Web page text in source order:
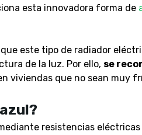
esta innovadora forma de
este tipo de radiador
de la luz. Por ello, se
viviendas que no sean muy
resistencias